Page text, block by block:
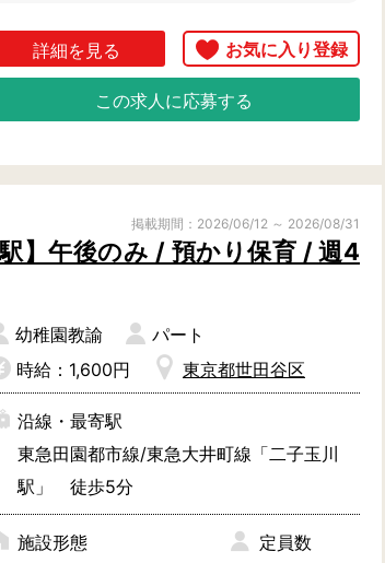
少しでも気になる方はお気軽にご相談くだ
さいね。
詳細を見る
この求人に応募する
掲載期間：2026/06/12 ～ 2026/08/31
】午後のみ / 預かり保育 / 週4
幼稚園教諭
パート
時給：1,600円
東京都世田谷区
沿線・最寄駅
東急田園都市線/東急大井町線「二子玉川
駅」 徒歩5分
施設形態
定員数足立区